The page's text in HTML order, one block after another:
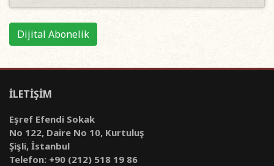
Dijital Abonelik
İLETİŞİM
Eşref Efendi Sokak
No 122, Daire No 10, Kurtuluş
Şişli, İstanbul
Telefon: +90 (212) 518 19 86